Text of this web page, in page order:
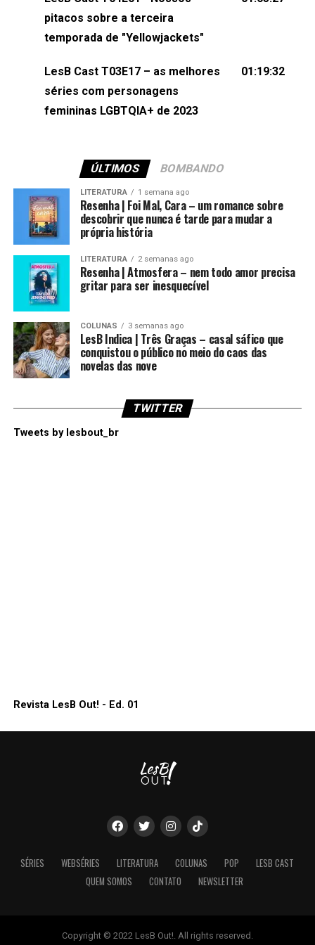
(⁠⁠⁠⁠@brunarfentanes⁠⁠⁠⁠) e Pollyelly FlorêncioEdição de
Naiady Machado
pitacos sobre a terceira
temporada de "Yellowjackets"
LesB Cast T03E17 – as melhores
séries com personagens
femininas LGBTQIA+ de 2023
01:19:32
ÚLTIMOS BOMBANDO
LITERATURA 1 semana ago
Resenha | Foi Mal, Cara – um romance sobre
descobrir que nunca é tarde para mudar a
própria história
LITERATURA 2 semanas ago
Resenha | Atmosfera – nem todo amor precisa
gritar para ser inesquecível
COLUNAS 3 semanas ago
LesB Indica | Três Graças – casal sáfico que
conquistou o público no meio do caos das
novelas das nove
TWITTER
Tweets by lesbout_br
Revista LesB Out! - Ed. 01
SÉRIES WEBSÉRIES LITERATURA COLUNAS POP
LESB CAST
QUEM SOMOS
CONTATO NEWSLETTER
Copyright © 2022 LesB Out!. All rights reserved.